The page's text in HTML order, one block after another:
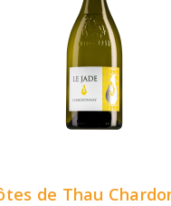
de Thau